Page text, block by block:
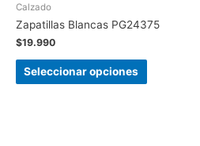
Calzado
Zapatillas Blancas PG24375
$19.990
Seleccionar opciones